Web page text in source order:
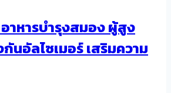
อาหารบำรุงสมอง ผู้สูง
นอัลไซเมอร์ เสริมความ